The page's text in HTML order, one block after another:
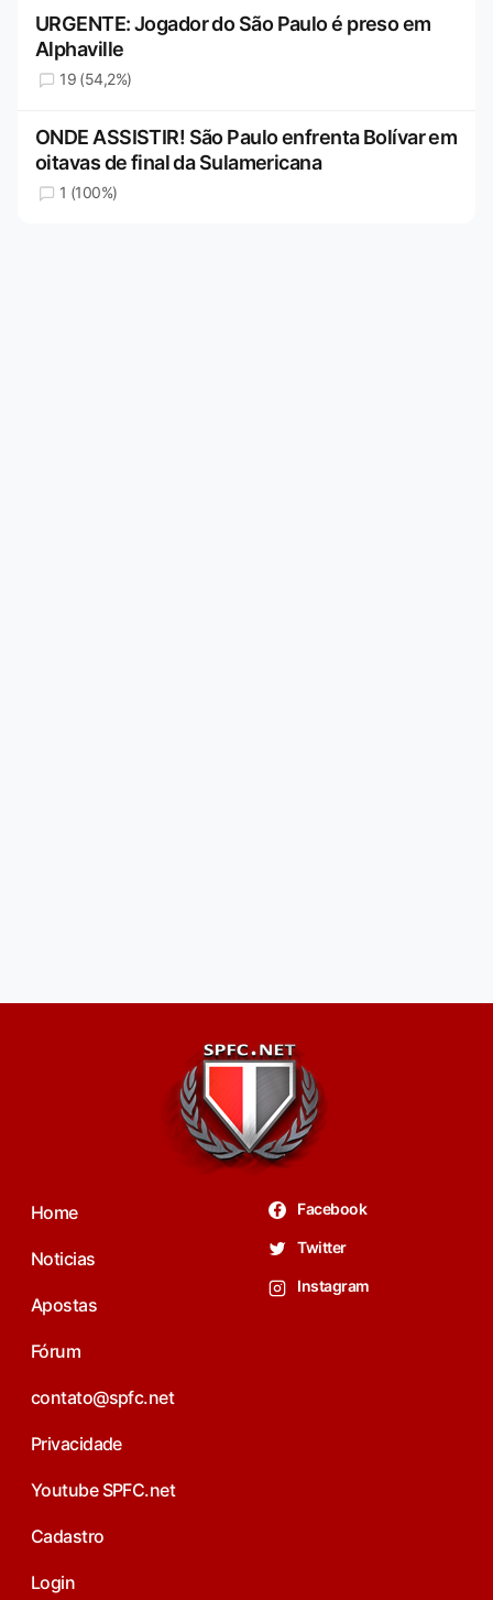
URGENTE: Jogador do São Paulo é preso em
Alphaville
19 (54,2%)
ONDE ASSISTIR! São Paulo enfrenta Bolívar em
oitavas de final da Sulamericana
1 (100%)
Home
Noticias
Apostas
Fórum
contato@spfc.net
Privacidade
Youtube SPFC.net
Cadastro
Login
Facebook
Twitter
Instagram